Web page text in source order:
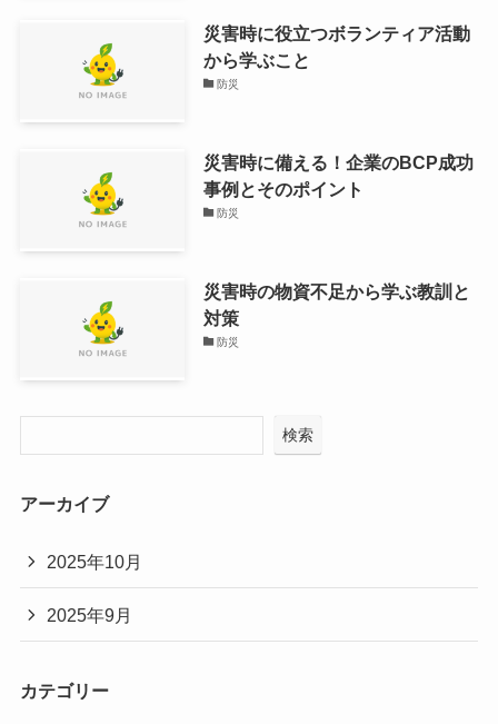
災害時に役立つボランティア活動
から学ぶこと
防災
災害時に備える！企業のBCP成功
事例とそのポイント
防災
災害時の物資不足から学ぶ教訓と
対策
防災
検索
アーカイブ
2025年10月
2025年9月
カテゴリー